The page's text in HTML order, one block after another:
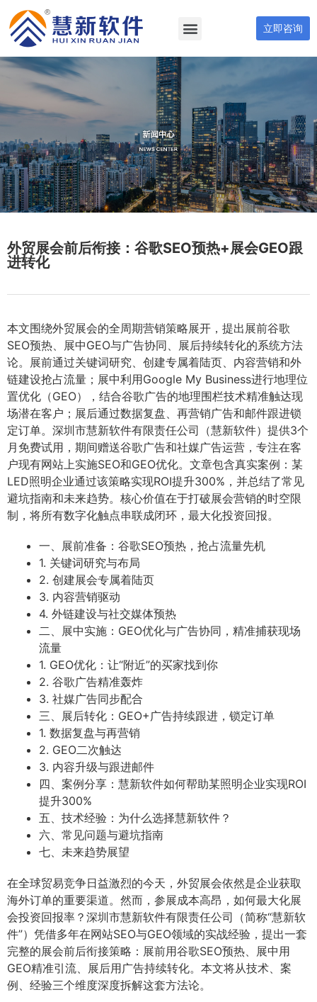
立即咨询
外贸展会前后衔接：谷歌SEO预热+展会GEO跟
进转化
本文围绕外贸展会的全周期营销策略展开，提出展前谷歌
SEO预热、展中GEO与广告协同、展后持续转化的系统方法
论。展前通过关键词研究、创建专属着陆页、内容营销和外
链建设抢占流量；展中利用Google My Business进行地理位
置优化（GEO），结合谷歌广告的地理围栏技术精准触达现
场潜在客户；展后通过数据复盘、再营销广告和邮件跟进锁
定订单。深圳市慧新软件有限责任公司（慧新软件）提供3个
月免费试用，期间赠送谷歌广告和社媒广告运营，专注在客
户现有网站上实施SEO和GEO优化。文章包含真实案例：某
LED照明企业通过该策略实现ROI提升300%，并总结了常见
避坑指南和未来趋势。核心价值在于打破展会营销的时空限
制，将所有数字化触点串联成闭环，最大化投资回报。
一、展前准备：谷歌SEO预热，抢占流量先机
1. 关键词研究与布局
2. 创建展会专属着陆页
3. 内容营销驱动
4. 外链建设与社交媒体预热
二、展中实施：GEO优化与广告协同，精准捕获现场
流量
1. GEO优化：让“附近”的买家找到你
2. 谷歌广告精准轰炸
3. 社媒广告同步配合
三、展后转化：GEO+广告持续跟进，锁定订单
1. 数据复盘与再营销
2. GEO二次触达
3. 内容升级与跟进邮件
四、案例分享：慧新软件如何帮助某照明企业实现ROI
提升300%
五、技术经验：为什么选择慧新软件？
六、常见问题与避坑指南
七、未来趋势展望
在全球贸易竞争日益激烈的今天，外贸展会依然是企业获取
海外订单的重要渠道。然而，参展成本高昂，如何最大化展
会投资回报率？深圳市慧新软件有限责任公司（简称“慧新软
件”）凭借多年在网站SEO与GEO领域的实战经验，提出一套
完整的展会前后衔接策略：展前用谷歌SEO预热、展中用
GEO精准引流、展后用广告持续转化。本文将从技术、案
例、经验三个维度深度拆解这套方法论。